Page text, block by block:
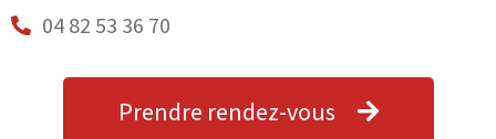
04 82 53 36 70
Prendre rendez-vous